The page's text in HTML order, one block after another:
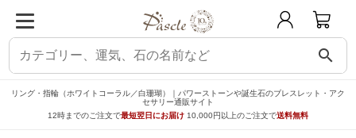
search
リング・指輪（ホワイトコーラル／白珊瑚）｜パワーストーンや誕生石のブレスレット・アク
セサリー通販サイト
12時までのご注文で最短翌日にお届け 10,000円以上のご注文で送料無料